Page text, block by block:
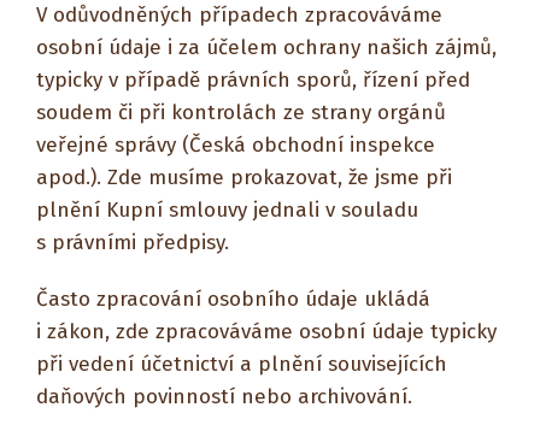
V odůvodněných případech zpracováváme
osobní údaje i za účelem ochrany našich zájmů,
typicky v případě právních sporů, řízení před
soudem či při kontrolách ze strany orgánů
veřejné správy (Česká obchodní inspekce
apod.). Zde musíme prokazovat, že jsme při
plnění Kupní smlouvy jednali v souladu
s právními předpisy.
Často zpracování osobního údaje ukládá
i zákon, zde zpracováváme osobní údaje typicky
při vedení účetnictví a plnění souvisejících
daňových povinností nebo archivování.